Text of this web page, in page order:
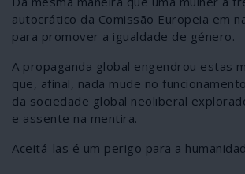
autocrático da Comissão Europeia em
para promover a igualdade de género.
A propaganda global engendrou estas
que, afinal, nada mude no
da sociedade global neoliberal
e assente na mentira.
Aceitá-las é um perigo para a